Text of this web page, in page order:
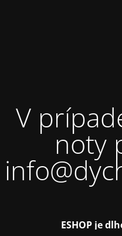
V
noty
ESHOP je